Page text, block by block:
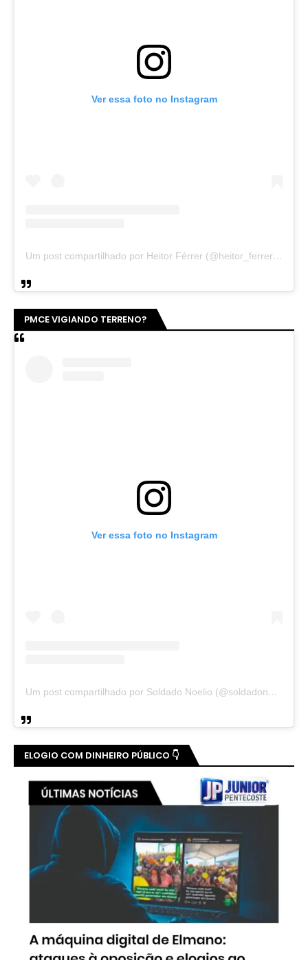
Ver essa foto no Instagram
Um post compartilhado por Heitor Férrer (@heitor_ferrer77)
PMCE VIGIANDO TERRENO?
Ver essa foto no Instagram
Um post compartilhado por Soldado Noelio (@soldadonoelio)
ELOGIO COM DINHEIRO PÚBLICO 👇